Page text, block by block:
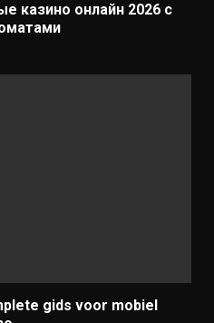
казино онлайн 2026 с
gids voor mobiel